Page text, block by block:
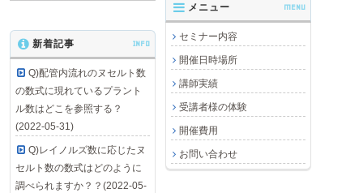
メニュー MENU
セミナー内容
開催日時場所
講師実績
受講者様の体験
開催費用
お問い合わせ
新着記事 INFO
Q)配管内流れのヌセルト数
の数式に現れているプラント
ル数はどこを参照する？
(2022-05-31)
Q)レイノルズ数に応じたヌ
セルト数の数式はどのように
調べられますか？？(2022-05-